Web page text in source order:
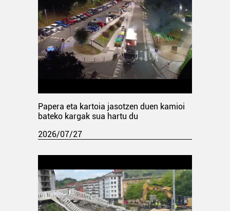
Papera eta kartoia jasotzen duen kamioi
bateko kargak sua hartu du
2026/07/27